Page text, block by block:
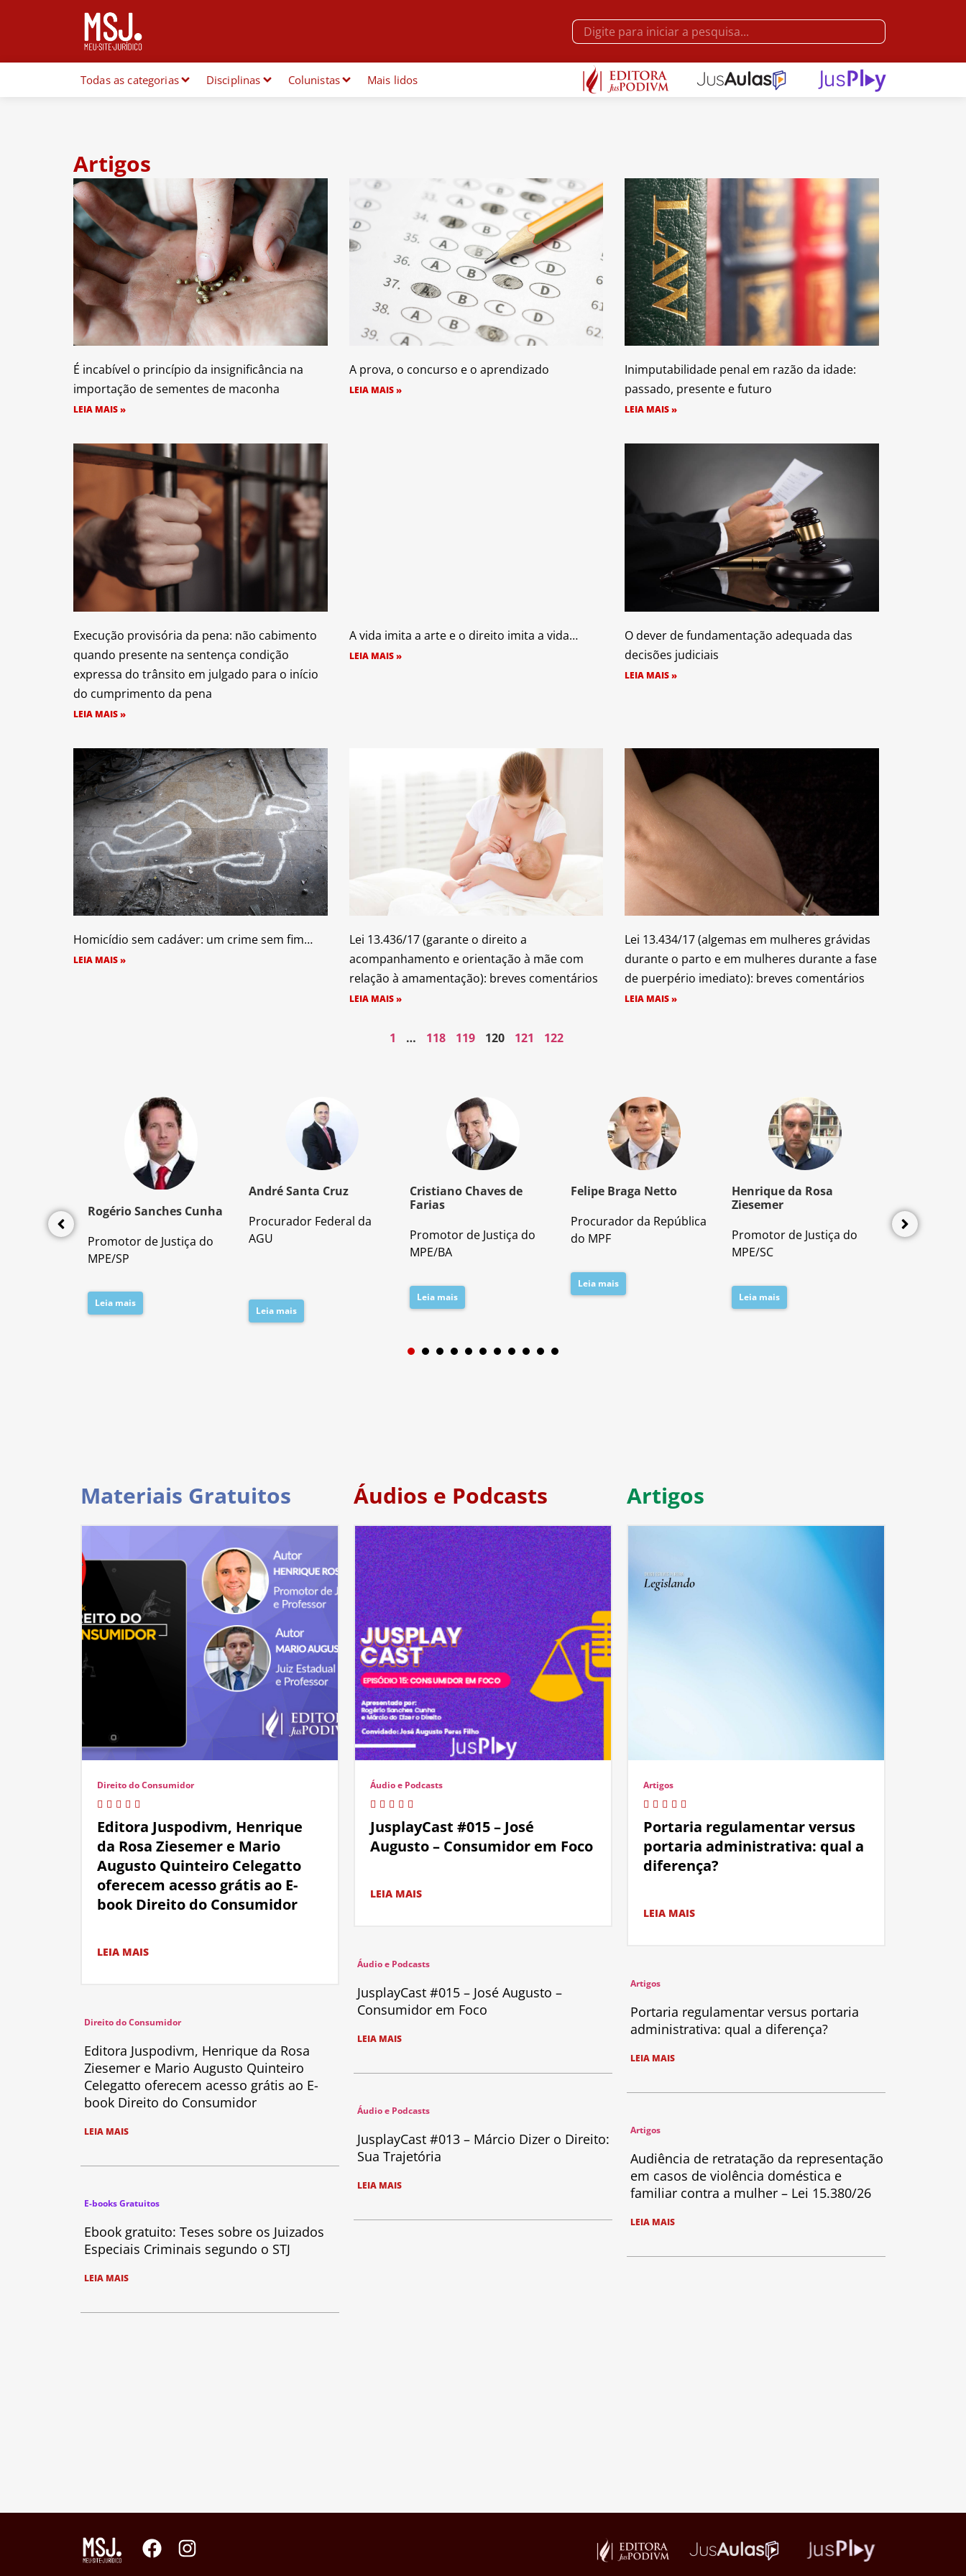
Todas as categorias Disciplinas Colunistas Mais lidos
Artigos
É incabível o princípio da insignificância na
importação de sementes de maconha
LEIA MAIS »
A prova, o concurso e o aprendizado
LEIA MAIS »
Inimputabilidade penal em razão da idade:
passado, presente e futuro
LEIA MAIS »
Execução provisória da pena: não cabimento
quando presente na sentença condição
expressa do trânsito em julgado para o início
do cumprimento da pena
LEIA MAIS »
A vida imita a arte e o direito imita a vida…
LEIA MAIS »
O dever de fundamentação adequada das
decisões judiciais
LEIA MAIS »
Homicídio sem cadáver: um crime sem fim…
LEIA MAIS »
Lei 13.436/17 (garante o direito a
acompanhamento e orientação à mãe com
relação à amamentação): breves comentários
LEIA MAIS »
Lei 13.434/17 (algemas em mulheres grávidas
durante o parto e em mulheres durante a fase
de puerpério imediato): breves comentários
LEIA MAIS »
1 … 118 119 120 121 122
Civil
Rogério Sanches Cunha
Promotor de Justiça do
MPE/SP
Leia mais
André Santa Cruz
Procurador Federal da
AGU
Leia mais
Cristiano Chaves de
Farias
Promotor de Justiça do
MPE/BA
Leia mais
Felipe Braga Netto
Procurador da República
do MPF
Leia mais
Henrique da Rosa
Ziesemer
Promotor de Justiça do
MPE/SC
Leia mais
Advogado e
Direito
1 2
Materiais Gratuitos
Direito do Consumidor
Editora Juspodivm, Henrique
da Rosa Ziesemer e Mario
Augusto Quinteiro Celegatto
oferecem acesso grátis ao E-
book Direito do Consumidor
LEIA MAIS
Direito do Consumidor
Editora Juspodivm, Henrique da Rosa
Ziesemer e Mario Augusto Quinteiro
Celegatto oferecem acesso grátis ao E-
book Direito do Consumidor
LEIA MAIS
E-books Gratuitos
Ebook gratuito: Teses sobre os Juizados
Especiais Criminais segundo o STJ
LEIA MAIS
Áudios e Podcasts
Áudio e Podcasts
JusplayCast #015 – José
Augusto – Consumidor em Foco
LEIA MAIS
Áudio e Podcasts
JusplayCast #015 – José Augusto –
Consumidor em Foco
LEIA MAIS
Áudio e Podcasts
JusplayCast #013 – Márcio Dizer o Direito:
Sua Trajetória
LEIA MAIS
Artigos
Artigos
Portaria regulamentar versus
portaria administrativa: qual a
diferença?
LEIA MAIS
Artigos
Portaria regulamentar versus portaria
administrativa: qual a diferença?
LEIA MAIS
Artigos
Audiência de retratação da representação
em casos de violência doméstica e
familiar contra a mulher – Lei 15.380/26
LEIA MAIS